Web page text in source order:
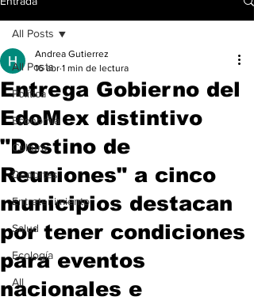
All Posts
Política
Economía
Cultura
Deportes
Entretenimiento
Salud
Ecología
All
All Posts
Entrega Gobierno del
EdoMex distintivo
"Destino de
Reuniones" a cinco
municipios destacan
por tener condiciones
para eventos
nacionales e
Andrea Gutierrez
16 abr 1 min de lectura